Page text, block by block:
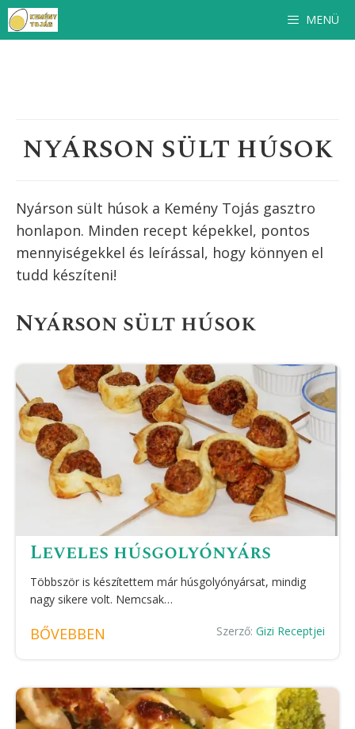
Kilépés
MENÜ
NYÁRSON SÜLT HÚSOK
Nyárson sült húsok a Kemény Tojás gasztro
honlapon. Minden recept képekkel, pontos
mennyiségekkel és leírással, hogy könnyen el
tudd készíteni!
Nyárson sült húsok
Leveles húsgolyónyárs
Többször is készítettem már húsgolyónyársat, mindig
nagy sikere volt. Nemcsak…
BŐVEBBEN Szerző: Gizi Receptjei